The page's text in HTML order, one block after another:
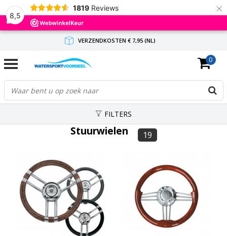
8,5
1819 Reviews ×
VERZENDKOSTEN € 7,95 (NL)
GRATIS VERZENDING(NL) VANAF € 65,-
BINNEN 1-3 WERKDAGEN ANTWOORD
0
FILTERS
Stuurwielen 19